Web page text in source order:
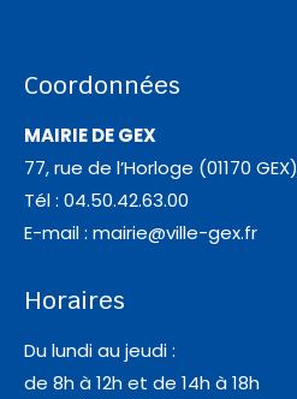
Coordonnées
MAIRIE DE GEX
77, rue de l’Horloge (01170 GEX)
Tél : 04.50.42.63.00
E-mail : mairie@ville-gex.fr
Horaires
Du lundi au jeudi :
de 8h à 12h et de 14h à 18h